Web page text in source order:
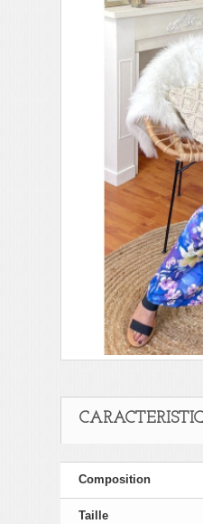
Composition
Taille